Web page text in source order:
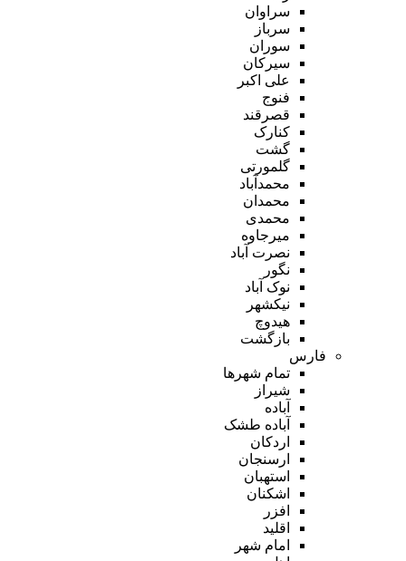
سراوان
سرباز
سوران
سیرکان
علی اکبر
فنوج
قصرقند
کنارک
گشت
گلمورتی
محمدآباد
محمدان
محمدی
میرجاوه
نصرت آباد
نگور
نوک آباد
نیکشهر
هیدوچ
بازگشت
فارس
تمام شهر‌ها
شیراز
آباده
آباده طشک
اردکان
ارسنجان
استهبان
اشکنان
افزر
اقلید
امام شهر